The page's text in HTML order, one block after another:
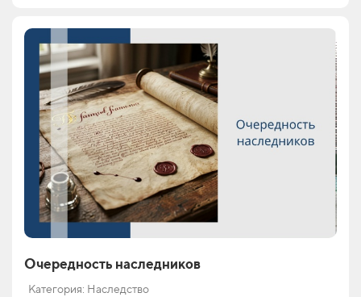
Очередность наследников
Категория: Наследство